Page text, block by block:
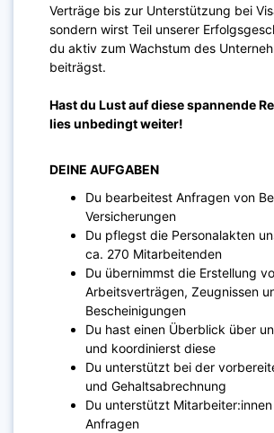
Verträge bis zur Unterstützung bei
sondern wirst Teil unserer
du aktiv zum Wachstum des
beiträgst.
Hast du Lust auf diese spannende
lies unbedingt weiter!
DEINE AUFGABEN
Du bearbeitest Anfragen von
Versicherungen
Du pflegst die Personalakten
ca. 270 Mitarbeitenden
Du übernimmst die Erstellung
Arbeitsverträgen, Zeugnissen
Bescheinigungen
Du hast einen Überblick über
und koordinierst diese
Du unterstützt bei der
und Gehaltsabrechnung
Du unterstützt
Anfragen